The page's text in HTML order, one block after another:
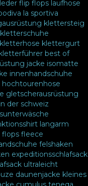
leder flip flops laufhose
la sportiva
klettersteig
kletterschuhe
kletterhose klettergurt
best of
jacke isomatte
innenhandschuhe
hochtourenhose
gletscherausrüstung
der schweiz
langarm
flops fleece
felshaken
expeditionsschlafsack
ultraleicht
daunenjacke kleines